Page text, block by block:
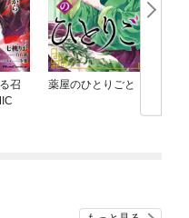
召
薬屋のひとりごと